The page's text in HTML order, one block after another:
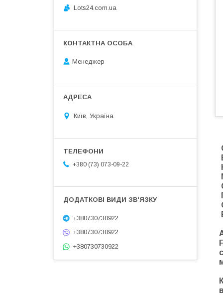
Lots24.com.ua
Менеджер
Київ, Україна
+380 (73) 073-09-22
+380730730922
+380730730922
+380730730922